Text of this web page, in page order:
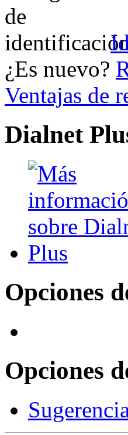
¿Es nuevo?
Ventajas de
Dialnet
Opciones
Opciones